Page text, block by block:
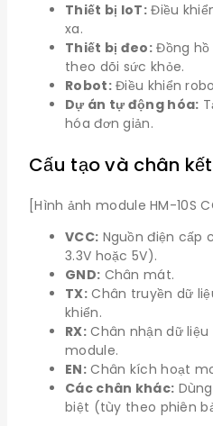
Thiết bị IoT:Điều
xa.
Thiết bị đeo:Đồng hồ
theo dõi sức khỏe.
Robot:Điều khiển
Dự án tự động hóa:
hóa đơn giản.
Cấu tạo và chân
[Hình ảnh module HM-10S
VCC: Nguồn điện cấp
3.3V hoặc 5V).
GND: Chân mát.
TX:Chân truyền dữ
khiển.
RX:Chân nhận dữ liệu
module.
EN:Chân kích hoạt
Các chân khác:
biệt (tùy theo phiên